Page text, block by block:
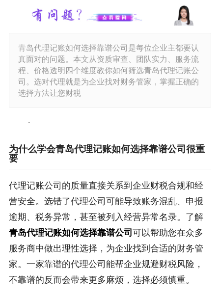
青岛代理记账如何选择靠谱公司是每位企业主都要认
真面对的问题。本文从资质审查、团队实力、服务流
程、价格透明四个维度教你如何筛选青岛代理记账公
司。选对代理就是为企业找对财务管家，掌握正确的
选择方法让您财税
`
为什么学会青岛代理记账如何选择靠谱公司很重
要
代理记账公司的质量直接关系到企业财税合规和经
营安全。选错了代理公司可能导致账务混乱、申报
逾期、税务异常，甚至被列入经营异常名录。了解
青岛代理记账如何选择靠谱公司 可以帮助您在众多
服务商中做出理性选择，为企业找到合适的财务管
家。一家靠谱的代理公司能帮企业规避财税风险，
不靠谱的反而会带来更多麻烦，选择必须慎重。